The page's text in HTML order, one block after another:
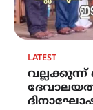
LATEST